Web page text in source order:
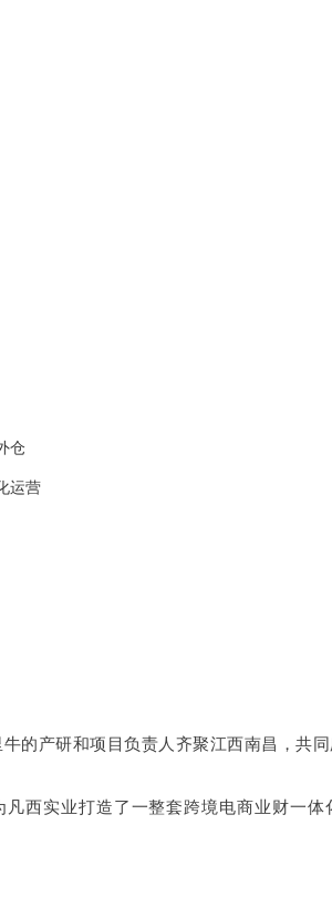
仓
运营
的产研和项目负责人齐聚江西南昌，共
凡西实业打造了一整套跨境电商业财一